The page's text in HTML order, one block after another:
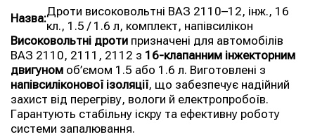
Назва:Дроти високовольтні ВАЗ 2110–12, інж., 16
кл., 1.5 / 1.6 л, комплект, напівсилікон
Високовольтні дроти призначені для автомобілів
ВАЗ 2110, 2111, 2112 з 16-клапанним інжекторним
двигуном об’ємом 1.5 або 1.6 л. Виготовлені з
напівсиліконової ізоляції, що забезпечує надійний
захист від перегріву, вологи й електропробоїв.
Гарантують стабільну іскру та ефективну роботу
системи запалювання.